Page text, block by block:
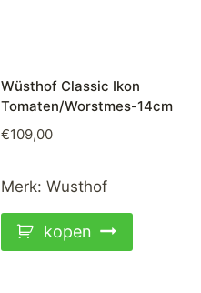
Wüsthof Classic Ikon
Tomaten/Worstmes-14cm
€109,00
Merk: Wusthof
kopen